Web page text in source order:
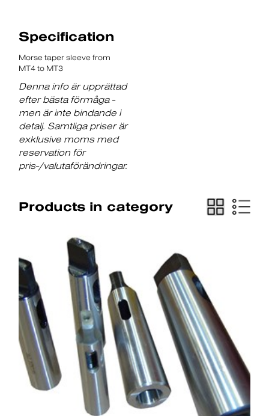
Specification
Morse taper sleeve from
MT4 to MT3
Denna info är upprättad
efter bästa förmåga -
men är inte bindande i
detalj. Samtliga priser är
exklusive moms med
reservation för
pris-/valutaförändringar.
Products in category